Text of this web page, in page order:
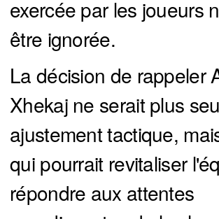
exercée par les joueurs
être ignorée.
La décision de rappeler
Xhekaj ne serait plus
ajustement tactique,
qui pourrait revitaliser
répondre aux attentes